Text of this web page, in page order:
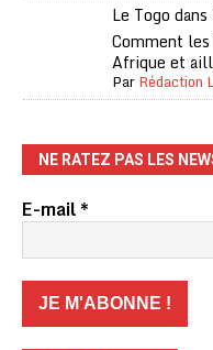
Le Togo
Comment
Afrique et
ParRédaction
NE RATEZ PAS LES
E-mail*